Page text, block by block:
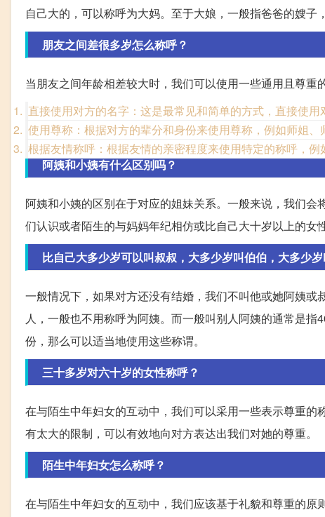
自己大的，可以称呼为大妈。至于大娘，一般指爸爸的嫂子
朋友之间差很多岁怎么称呼？
当朋友之间年龄相差较大时，我们可以使用一些通用且尊重
直接使用对方的名字：这是最常见和简单的方式，直接使用
使用尊称：根据对方的辈分和身份来使用尊称，例如师姐、
根据友情称呼：根据友情的亲密程度来使用特定的称呼，例
阿姨和小姨有什么区别吗？
阿姨和小姨的区别在于对应的姐妹关系。一般来说，我们
们认识或者陌生的与妈妈年纪相仿或比自己大十岁以上的女
比自己大多少岁可以叫叔叔，大多少岁叫伯伯，大多少
一般情况下，如果对方还没有结婚，我们不叫他或她阿姨
人，一般也不用称呼为阿姨。而一般叫别人阿姨的通常是
份，那么可以适当地使用这些称谓。
三十多岁对六十岁的女性称呼？
在与陌生中年妇女的互动中，我们可以采用一些表示尊重
有太大的限制，可以有效地向对方表达出我们对她的尊重。
陌生中年妇女怎么称呼？
在与陌生中年妇女的互动中，我们应该基于礼貌和尊重的